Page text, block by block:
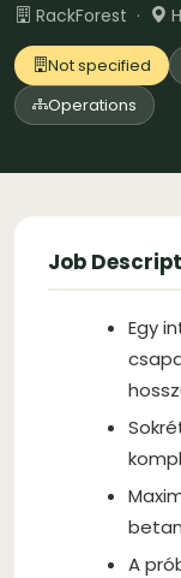
RackForest ·
Not specified
Operations
Job
Egy
A